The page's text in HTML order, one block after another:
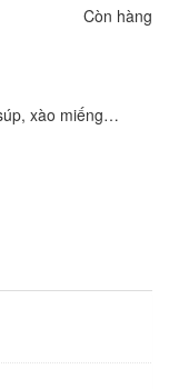
Còn hàng
xào miếng…